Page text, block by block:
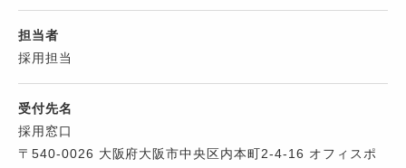
担当者
採用担当
受付先名
採用窓口
〒540-0026 大阪府大阪市中央区内本町2-4-16 オフィスポ